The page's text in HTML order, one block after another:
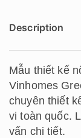
Description
Mẫu thiết kế
Vinhomes
chuyên thiết
vi toàn quốc.
vấn chi tiết.